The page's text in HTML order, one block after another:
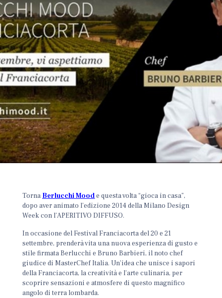
Torna Berlucchi Moode questa volta “gioca in casa”,
dopo aver animato l’edizione 2014 della Milano Design
Week con l’APERITIVO DIFFUSO.
In occasione del Festival Franciacorta del 20 e 21
settembre, prenderà vita una nuova esperienza di gusto e
stile firmata Berlucchi e Bruno Barbieri, il noto chef
giudice di MasterChef Italia. Un’idea che unisce i sapori
della Franciacorta, la creatività e l’arte culinaria, per
scoprire sensazioni e atmosfere di questo magnifico
angolo di terra lombarda.